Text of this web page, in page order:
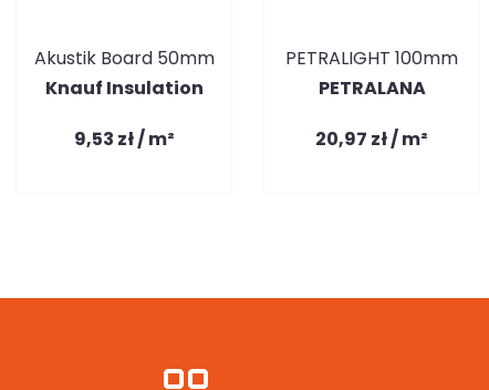
Akustik Board 50mm
Knauf Insulation
9,53 zł / m²
PETRALIGHT 100mm
PETRALANA
20,97 zł / m²